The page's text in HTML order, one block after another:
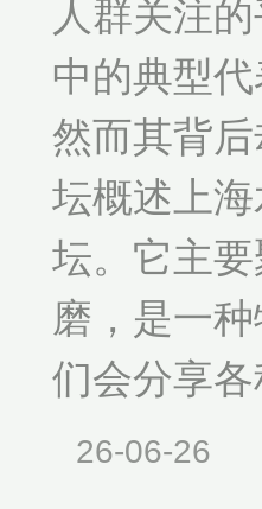
人群关注
中的典型
然而其背
坛概述上
坛。它主
磨，是一
们会分享
26-06-26